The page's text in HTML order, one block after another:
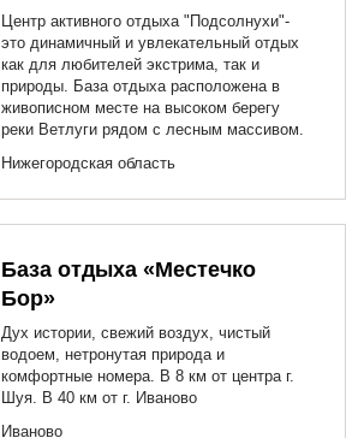
Центр активного отдыха "Подсолнухи"-
это динамичный и увлекательный отдых
как для любителей экстрима, так и
природы. База отдыха расположена в
живописном месте на высоком берегу
реки Ветлуги рядом с лесным массивом.
Нижегородская область
База отдыха «Местечко
Бор»
Дух истории, свежий воздух, чистый
водоем, нетронутая природа и
комфортные номера. В 8 км от центра г.
Шуя. В 40 км от г. Иваново
Иваново